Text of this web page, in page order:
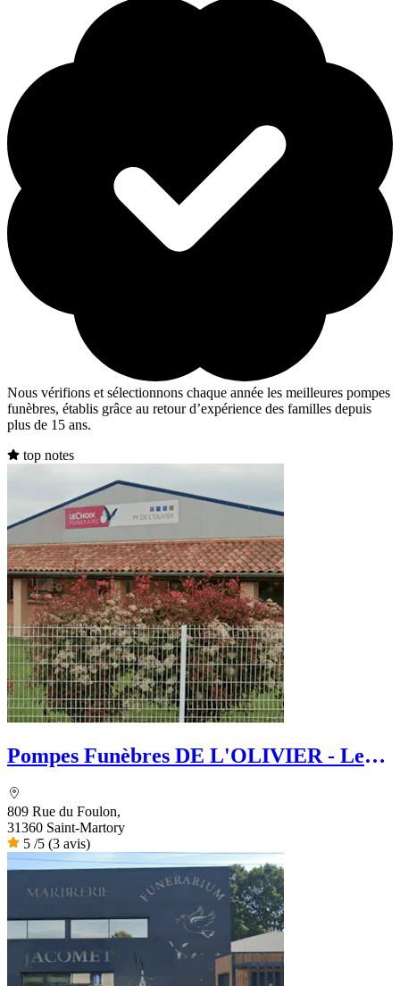
Nous vérifions et sélectionnons chaque année les meilleures pompes
funèbres, établis grâce au retour d’expérience des familles depuis
plus de 15 ans.
top notes
Pompes Funèbres DE L'OLIVIER - Le
809 Rue du Foulon,
31360 Saint-Martory
5 /5 (3 avis)